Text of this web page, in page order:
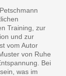
Training, zur
und zur
vom Autor
von Ruhe
Bei
was im